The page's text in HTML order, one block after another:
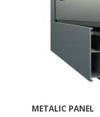
METALIC PANEL